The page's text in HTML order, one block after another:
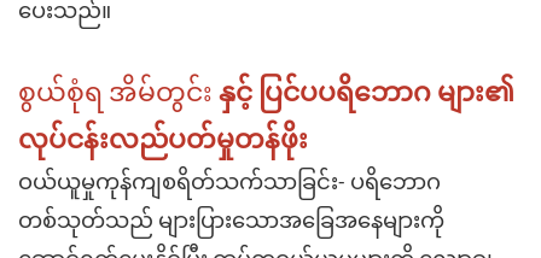
ပေးသည်။
စွယ်စုံရ အိမ်တွင်း နှင့် ပြင်ပပရိဘောဂ များ၏
လုပ်ငန်းလည်ပတ်မှုတန်ဖိုး
ဝယ်ယူမှုကုန်ကျစရိတ်သက်သာခြင်း- ပရိဘောဂ
တစ်သုတ်သည် များပြားသောအခြေအနေများကို